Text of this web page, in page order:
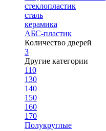
стеклопластик
сталь
керамика
АБС-пластик
Количество дверей
3
Другие категории
110
130
140
150
160
170
Полукруглые